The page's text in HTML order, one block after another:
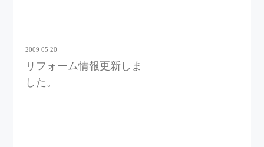
2009 05 20
リフォーム情報更新しま
した。